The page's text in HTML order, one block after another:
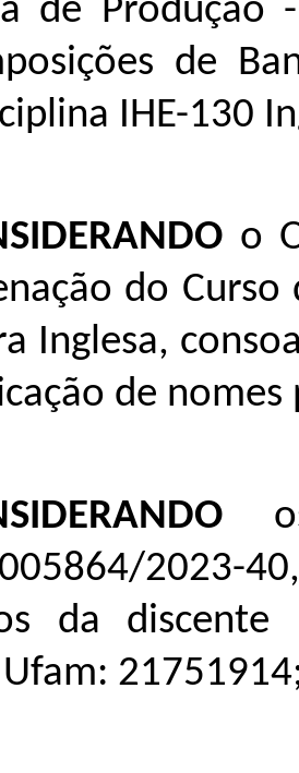
de
de
IHE-130
o
do Curso
Inglesa,
de
2023-40
da